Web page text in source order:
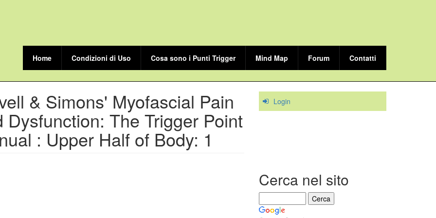
Home Condizioni di Uso Cosa sono i Punti Trigger Mind Map Forum Contatti
& Simons' Myofascial Pain
Dysfunction: The Trigger Point
: Upper Half of Body: 1
Login
Cerca nel sito